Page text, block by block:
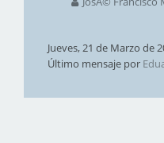
Jueves, 21 de Marzo de
Último mensaje por